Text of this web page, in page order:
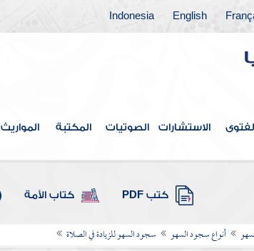
English
Indonesia
الاستشارات الصوتيات المكتبة المواريث
كتب PDF كتاب الأمة
أنواع سجود السهو سجود السهو للزيادة في الصلاة